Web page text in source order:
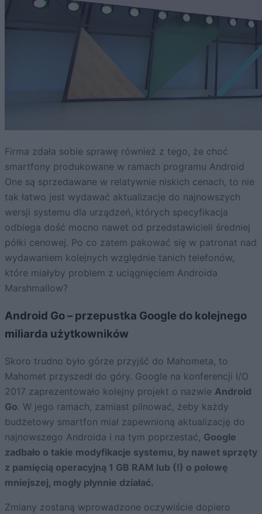
Firma zdała sobie sprawę również z tego, że choć
smartfony produkowane w ramach programu Android
One są sprzedawane w relatywnie niskich cenach, to nie
tak łatwo jest wydawać aktualizacje do najnowszych
wersji systemu dla urządzeń, których specyfikacja
odbiega dość mocno nawet od przedstawicieli średniej
półki cenowej. Po co zatem pakować się w patronat nad
wydawaniem kolejnych względnie tanich telefonów,
które miałyby problem z uciągnięciem Androida
Marshmallow?
Android Go – przepustka Google do kolejnego
miliarda użytkowników
Skoro trudno było górze przyjść do Mahometa, to
Mahomet przyszedł do góry. Google na konferencji I/O
2017 zaprezentowało kolejny projekt o nazwie Android
Go. W jego ramach, zamiast pilnować, żeby każdy
budżetowy smartfon miał zapewnioną aktualizację do
najnowszego Androida i na tym poprzestać, Google
zadbało o takie modyfikacje systemu, by nawet sprzęty
z pamięcią operacyjną 1 GB RAM lub (!) o połowę
mniejszej, mogły płynnie działać.
Zmiany zostaną wprowadzone oczywiście dopiero